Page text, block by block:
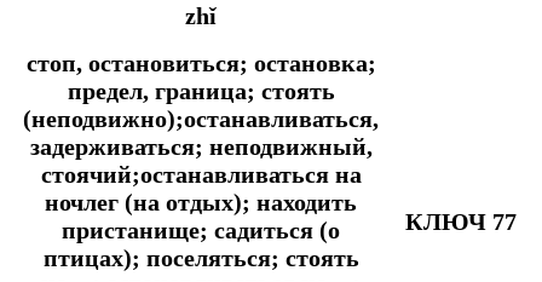
zhǐ
стоп, остановиться; остановка;
предел, граница; стоять
(неподвижно);останавливаться,
задерживаться; неподвижный,
стоячий;останавливаться на
ночлег (на отдых); находить
пристанище; садиться (о
птицах); поселяться; стоять
КЛЮЧ 77